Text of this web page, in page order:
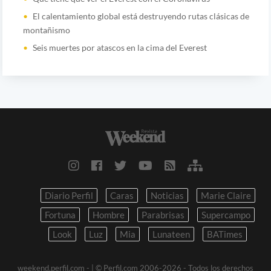
El calentamiento global está destruyendo rutas clásicas de
montañismo
Seis muertes por atascos en la cima del Everest
Diario Perfil Caras Noticias
Marie Claire
Fortuna
Hombre Parabrisas
Supercampo
Look
Luz Mia Lunateen BATimes
weekend.perfil.com -
| © Perfil.com 2006-2026 - Todos los derechos